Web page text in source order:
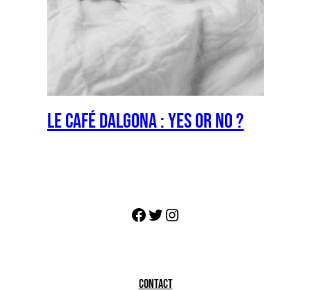
Le Café Dalgona : YES OR NO ?
Facebook
Twitterhttps://
CONTACT